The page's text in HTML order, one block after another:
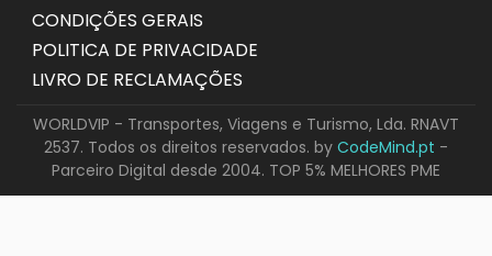
CONDIÇÕES GERAIS
POLITICA DE PRIVACIDADE
LIVRO DE RECLAMAÇÕES
WORLDVIP - Transportes, Viagens e Turismo, Lda. RNAVT
2537. Todos os direitos reservados. by CodeMind.pt -
Parceiro Digital desde 2004. TOP 5% MELHORES PME